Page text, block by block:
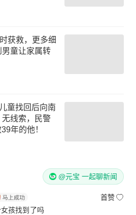
获救，更多细
童让家属转
童找回后向南
线索，民警
年的他！
@元宝 一起聊新闻
首赞
孩找到了吗